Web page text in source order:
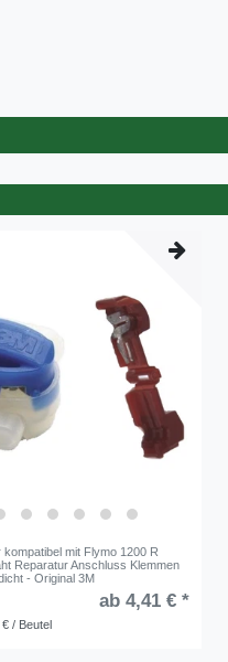
kompatibel mit Flymo 1200 R
Reparatur Anschluss Klemmen
- Original 3M
ab 4,41 € *
€ / Beutel